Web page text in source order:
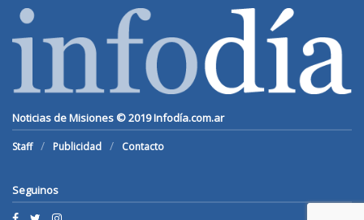
Noticias de Misiones © 2019Infodía.com.ar
Staff Publicidad Contacto
Seguinos